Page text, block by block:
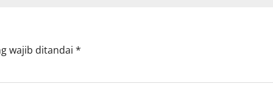
wajib ditandai *